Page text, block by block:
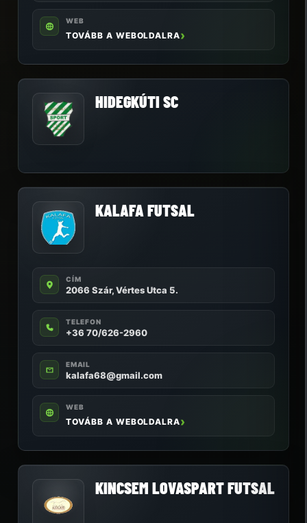
WEB
TOVÁBB A WEBOLDALRA
HIDEGKÚTI SC
KALAFA FUTSAL
CÍM
2066 Szár, Vértes Utca 5.
TELEFON
+36 70/626-2960
EMAIL
kalafa68@gmail.com
WEB
TOVÁBB A WEBOLDALRA
KINCSEM LOVASPART FUTSAL